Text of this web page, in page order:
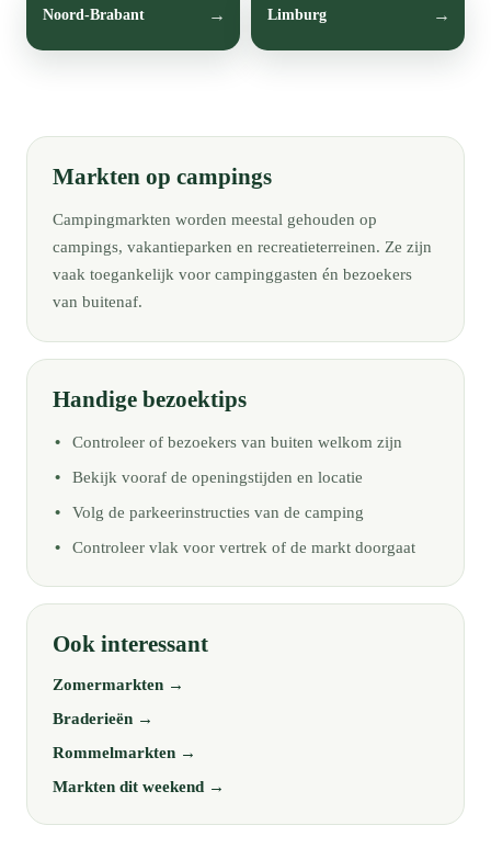
Noord-Brabant Limburg
Markten op campings
Campingmarkten worden meestal gehouden op
campings, vakantieparken en recreatieterreinen. Ze zijn
vaak toegankelijk voor campinggasten én bezoekers
van buitenaf.
Handige bezoektips
Controleer of bezoekers van buiten welkom zijn
Bekijk vooraf de openingstijden en locatie
Volg de parkeerinstructies van de camping
Controleer vlak voor vertrek of de markt doorgaat
Ook interessant
Zomermarkten →
Braderieën →
Rommelmarkten →
Markten dit weekend →